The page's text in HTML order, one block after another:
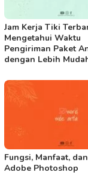
Jam Kerja Tiki
Mengetahui Waktu
Pengiriman Paket
dengan Lebih
Fungsi, Manfaat,
Adobe Photoshop